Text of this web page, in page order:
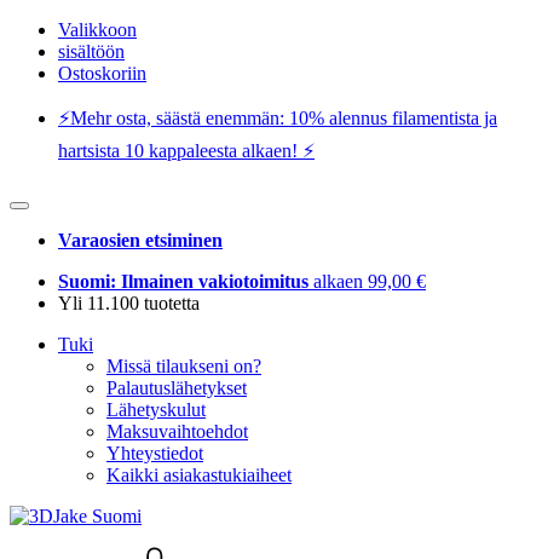
Valikkoon
sisältöön
Ostoskoriin
⚡️Mehr osta, säästä enemmän: 10% alennus filamentista ja
hartsista 10 kappaleesta alkaen! ⚡️
Varaosien etsiminen
Suomi: Ilmainen vakiotoimitus alkaen 99,00 €
Yli 11.100 tuotetta
Tuki
Missä tilaukseni on?
Palautuslähetykset
Lähetyskulut
Maksuvaihtoehdot
Yhteystiedot
Kaikki asiakastukiaiheet